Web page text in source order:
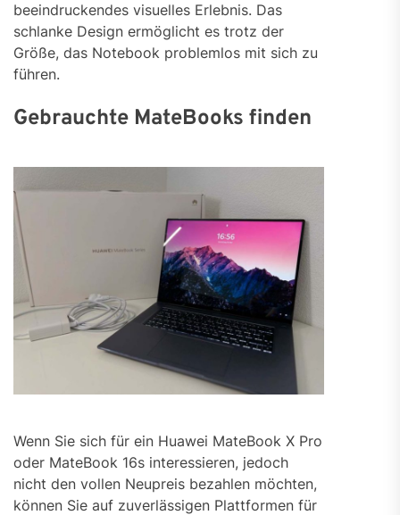
beeindruckendes visuelles Erlebnis. Das
schlanke Design ermöglicht es trotz der
Größe, das Notebook problemlos mit sich zu
führen.
Gebrauchte MateBooks finden
Wenn Sie sich für ein Huawei MateBook X Pro
oder MateBook 16s interessieren, jedoch
nicht den vollen Neupreis bezahlen möchten,
können Sie auf zuverlässigen Plattformen für